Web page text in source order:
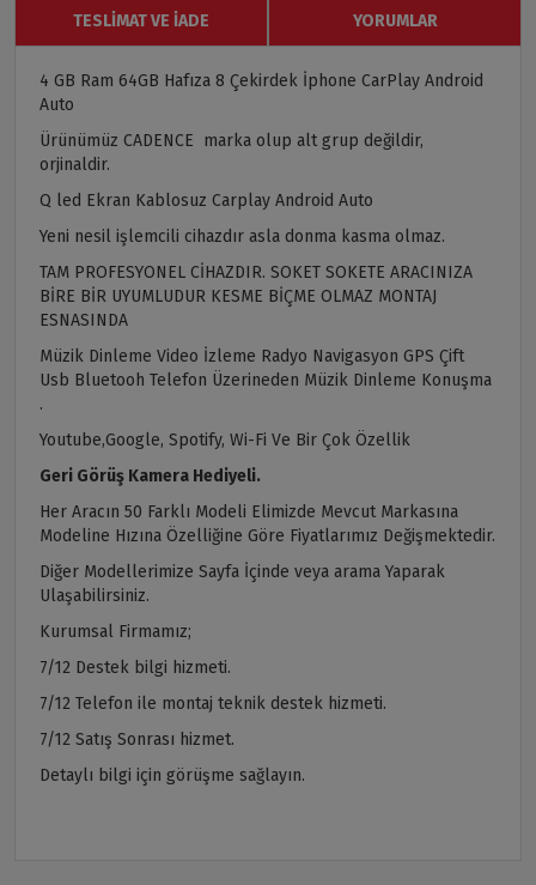
TESLIMAT VE İADE YORUMLAR
4 GB Ram 64GB Hafıza 8 Çekirdek İphone CarPlay Android
Auto
Ürünümüz CADENCE marka olup alt grup değildir,
orjinaldir.
Q led Ekran Kablosuz Carplay Android Auto
Yeni nesil işlemcili cihazdır asla donma kasma olmaz.
TAM PROFESYONEL CİHAZDIR. SOKET SOKETE ARACINIZA
BİRE BİR UYUMLUDUR KESME BİÇME OLMAZ MONTAJ
ESNASINDA
Müzik Dinleme Video İzleme Radyo Navigasyon GPS Çift
Usb Bluetooh Telefon Üzerineden Müzik Dinleme Konuşma
.
Youtube,Google, Spotify, Wi-Fi Ve Bir Çok Özellik
Geri Görüş Kamera Hediyeli.
Her Aracın 50 Farklı Modeli Elimizde Mevcut Markasına
Modeline Hızına Özelliğine Göre Fiyatlarımız Değişmektedir.
Diğer Modellerimize Sayfa İçinde veya arama Yaparak
Ulaşabilirsiniz.
Kurumsal Firmamız;
7/12 Destek bilgi hizmeti.
7/12 Telefon ile montaj teknik destek hizmeti.
7/12 Satış Sonrası hizmet.
Detaylı bilgi için görüşme sağlayın.